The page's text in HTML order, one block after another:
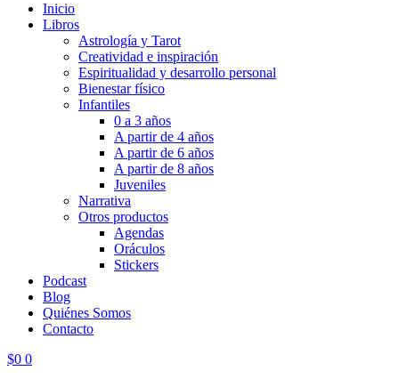
Inicio
Libros
Astrología y Tarot
Creatividad e inspiración
Espiritualidad y desarrollo personal
Bienestar físico
Infantiles
0 a 3 años
A partir de 4 años
A partir de 6 años
A partir de 8 años
Juveniles
Narrativa
Otros productos
Agendas
Oráculos
Stickers
Podcast
Blog
Quiénes Somos
Contacto
$0 0